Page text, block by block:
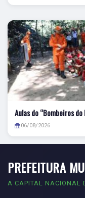
Aulas do “Bombeiros
06/08/2026
PREFEITURA
A CAPITAL NACIONAL